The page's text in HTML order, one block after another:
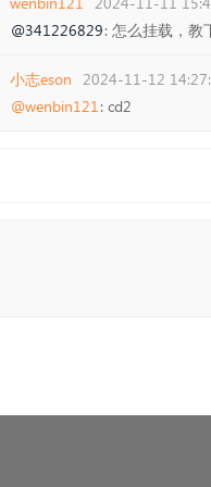
@341226829: 怎么挂载，教
小志eson 2024-11-12
@wenbin121: cd2